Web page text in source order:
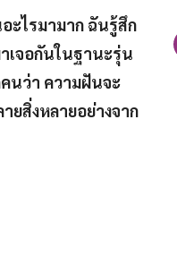
ะไรมามาก ฉันรู้สึก
เจอกันในฐานะรุ่น
นว่า ความฝันจะ
ยสิ่งหลายอย่างจาก